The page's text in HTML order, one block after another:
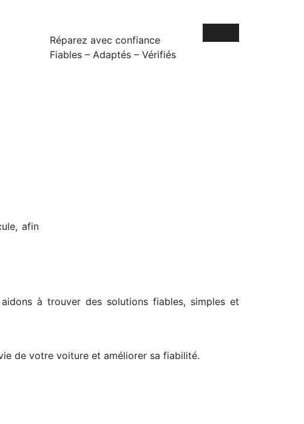
Réparez avec confiance
Fiables – Adaptés – Vérifiés
afin
à trouver des solutions fiables, simples et
de votre voiture et améliorer sa fiabilité.